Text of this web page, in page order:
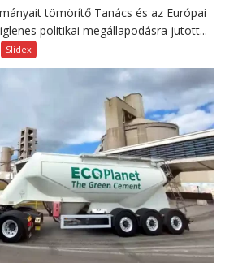
tömörítő Tanács és az Európai
politikai megállapodásra jutott...
Slidex